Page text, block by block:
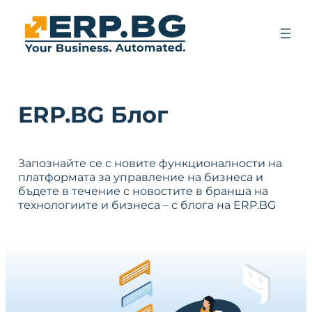
ERP.BG Блог
Запознайте се с новите функционалности на
платформата за управление на бизнеса и
бъдете в течение с новостите в бранша на
технологиите и бизнеса – с блога на ERP.BG